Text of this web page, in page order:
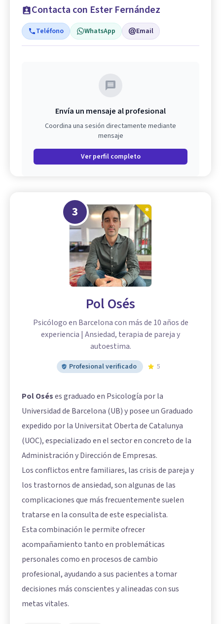
Contacta con Ester Fernández
Teléfono WhatsApp Email
Envía un mensaje al profesional
Coordina una sesión directamente mediante
mensaje
Ver perfil completo
3
Pol Osés
Psicólogo en Barcelona con más de 10 años de
experiencia | Ansiedad, terapia de pareja y
autoestima.
Profesional verificado 5
Pol Oséses graduado en Psicología por la
Universidad de Barcelona (UB) y posee un Graduado
expedido por la Universitat Oberta de Catalunya
(UOC), especializado en el sector en concreto de la
Administración y Dirección de Empresas.
Los conflictos entre familiares, las crisis de pareja y
los trastornos de ansiedad, son algunas de las
complicaciones que más frecuentemente suelen
tratarse en la consulta de este especialista.
Esta combinación le permite ofrecer
acompañamiento tanto en problemáticas
personales como en procesos de cambio
profesional, ayudando a sus pacientes a tomar
decisiones más conscientes y alineadas con sus
metas vitales.